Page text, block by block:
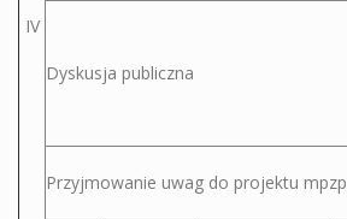
IV
Dyskusja publiczna
Przyjmowanie uwag do projektu mpzp